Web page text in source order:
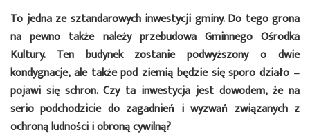
To jedna ze sztandarowych inwestycji gminy. Do tego grona
na pewno także należy przebudowa Gminnego Ośrodka
Kultury. Ten budynek zostanie podwyższony o dwie
kondygnacje, ale także pod ziemią będzie się sporo działo –
pojawi się schron. Czy ta inwestycja jest dowodem, że na
serio podchodzicie do zagadnień i wyzwań związanych z
ochroną ludności i obroną cywilną?